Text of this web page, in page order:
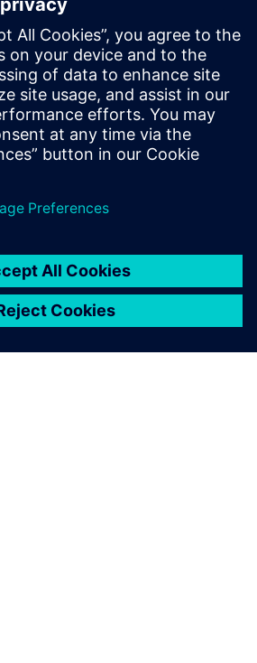
未来を加速
シーメンスは、スタートアッ
プのアイデアから次の業界リ
ーダーが生まれると確信して
います。必要なのは、そのア
イデアを実現する最適なソフ
トウェアだけです。